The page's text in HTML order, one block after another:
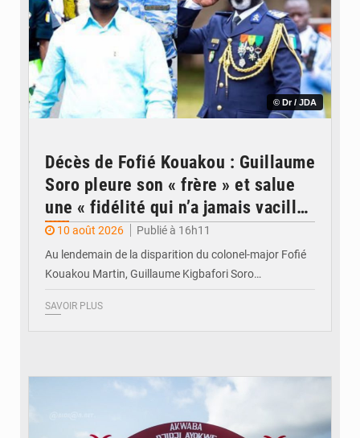
© Dr / JDA
Décès de Fofié Kouakou : Guillaume
Soro pleure son « frère » et salue
une « fidélité qui n’a jamais vacillé
» 10 août 2026
Publié à 16h11
Au lendemain de la disparition du colonel-major Fofié
Kouakou Martin, Guillaume Kigbafori Soro…
SAVOIR PLUS